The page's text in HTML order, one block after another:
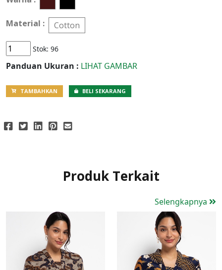
Material : Cotton
Stok: 96
Panduan Ukuran : LIHAT GAMBAR
TAMBAHKAN BELI SEKARANG
Produk Terkait
Selengkapnya